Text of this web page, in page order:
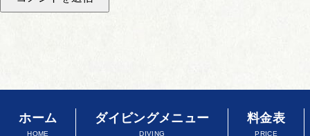
ホーム
HOME
ダイビングメニュー
DIVING
料金表
PRICE